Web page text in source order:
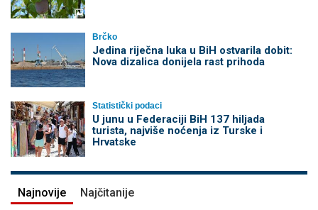
Brčko
Jedina riječna luka u BiH ostvarila dobit:
Nova dizalica donijela rast prihoda
Statistički podaci
U junu u Federaciji BiH 137 hiljada
turista, najviše noćenja iz Turske i
Hrvatske
Najnovije Najčitanije